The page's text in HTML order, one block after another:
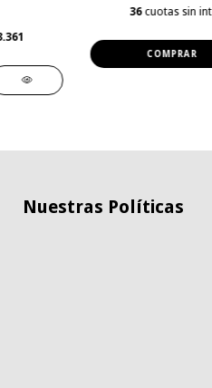
36 cuotas sin
Nuestras Políticas